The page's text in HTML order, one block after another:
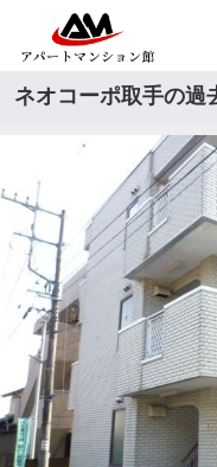
ネオコーポ取手の過